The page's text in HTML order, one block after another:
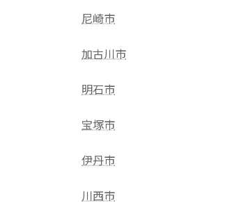
尼崎市
加古川市
明石市
宝塚市
伊丹市
川西市